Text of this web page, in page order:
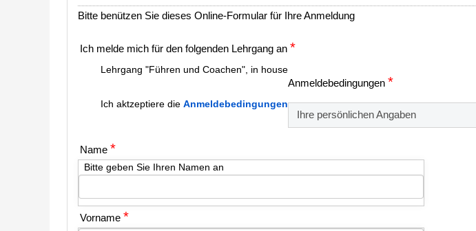
Bitte benützen Sie dieses Online-Formular für Ihre Anmeldung
Ich melde mich für den folgenden Lehrgang an *
Lehrgang "Führen und Coachen", in house
Anmeldebedingungen *
Ich aktzeptiere die Anmeldebedingungen
Ihre persönlichen Angaben
Name *
Bitte geben Sie Ihren Namen an
Vorname *